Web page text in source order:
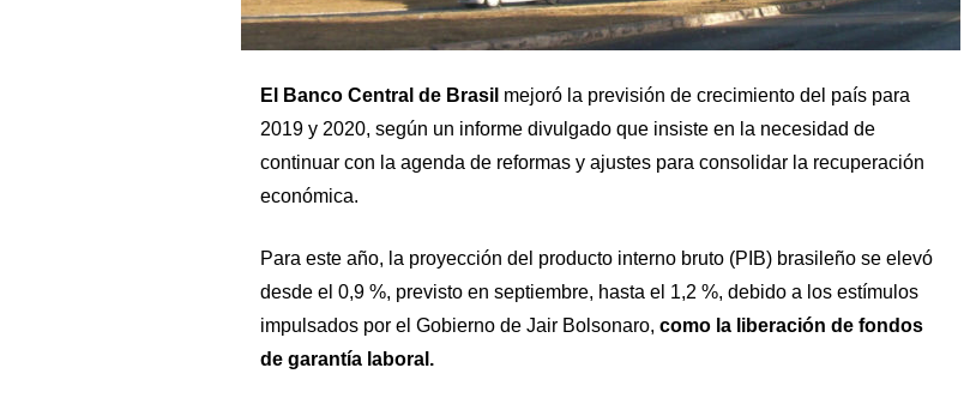
El Banco Central de Brasil mejoró la previsión de crecimiento del país para
2019 y 2020, según un informe divulgado que insiste en la necesidad de
continuar con la agenda de reformas y ajustes para consolidar la recuperación
económica.
Para este año, la proyección del producto interno bruto (PIB) brasileño se elevó
desde el 0,9 %, previsto en septiembre, hasta el 1,2 %, debido a los estímulos
impulsados por el Gobierno de Jair Bolsonaro, como la liberación de fondos
de garantía laboral.